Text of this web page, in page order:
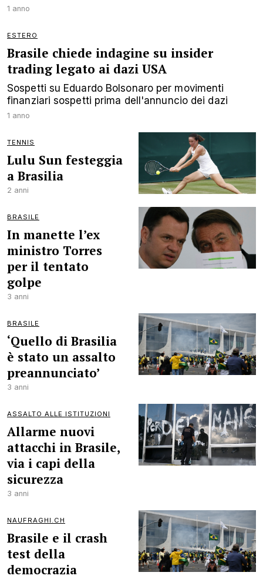
1 anno
ESTERO
Brasile chiede indagine su insider
trading legato ai dazi USA
Sospetti su Eduardo Bolsonaro per movimenti
finanziari sospetti prima dell'annuncio dei dazi
1 anno
TENNIS
Lulu Sun festeggia
a Brasilia
2 anni
BRASILE
In manette l’ex
ministro Torres
per il tentato
golpe
3 anni
BRASILE
‘Quello di Brasilia
è stato un assalto
preannunciato’
3 anni
ASSALTO ALLE ISTITUZIONI
Allarme nuovi
attacchi in Brasile,
via i capi della
sicurezza
3 anni
NAUFRAGHI.CH
Brasile e il crash
test della
democrazia